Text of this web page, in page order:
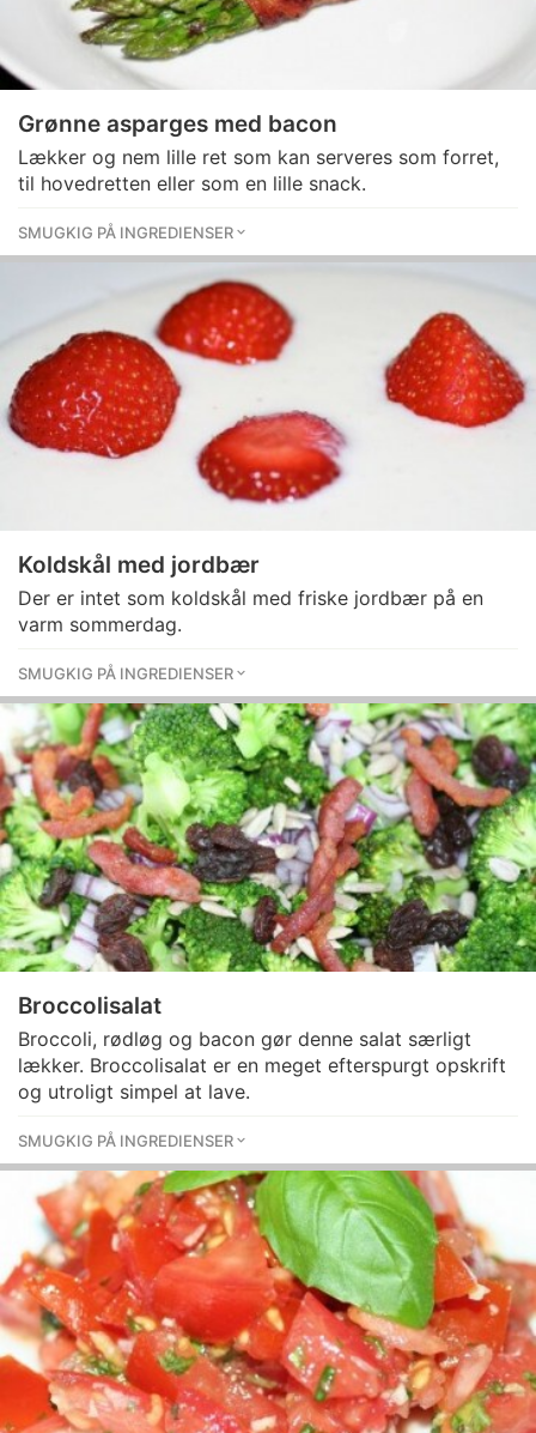
Grønne asparges med bacon
Lækker og nem lille ret som kan serveres som forret,
til hovedretten eller som en lille snack.
SMUGKIG PÅ INGREDIENSER
Koldskål med jordbær
Der er intet som koldskål med friske jordbær på en
varm sommerdag.
SMUGKIG PÅ INGREDIENSER
Broccolisalat
Broccoli, rødløg og bacon gør denne salat særligt
lækker. Broccolisalat er en meget efterspurgt opskrift
og utroligt simpel at lave.
SMUGKIG PÅ INGREDIENSER